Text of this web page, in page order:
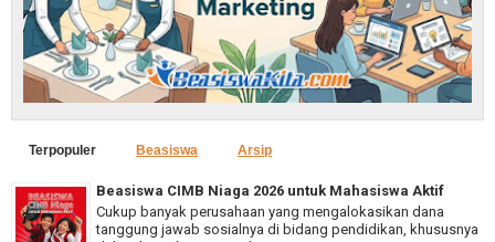
Terpopuler Beasiswa Arsip
Beasiswa CIMB Niaga 2026 untuk Mahasiswa Aktif
Cukup banyak perusahaan yang mengalokasikan dana
tanggung jawab sosialnya di bidang pendidikan, khususnya